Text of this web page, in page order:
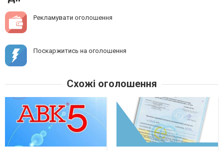
Рекламувати оголошення
Поскаржитись на оголошення
Схожі оголошення